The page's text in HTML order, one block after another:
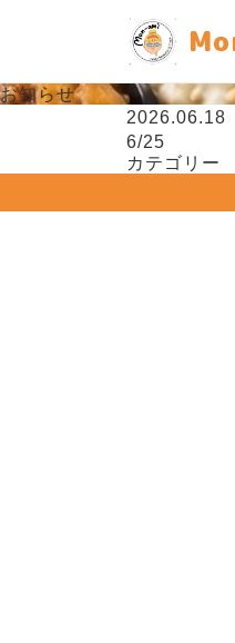
お知らせ
2026.06.18
6/25
カテゴリー